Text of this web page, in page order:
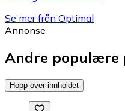
Se mer från Optimal
Annonse
Andre populære
Hopp over innholdet